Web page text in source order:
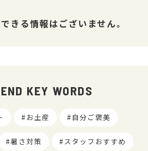
きる情報はございません。
KEY WORDS
お土産 自分ご褒美
暑さ対策 スタッフおすすめ